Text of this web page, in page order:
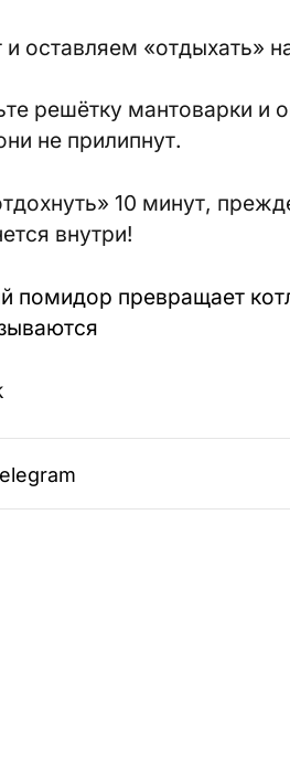
и оставляем «отдыхать»
решётку мантоварки и
не прилипнут.
10 минут,
внутри!
помидор превращает